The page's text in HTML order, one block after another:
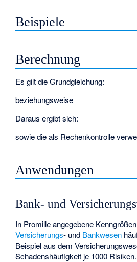
Beispiele
Berechnung
Es gilt die Grundgleichung:
beziehungsweise
Daraus ergibt sich:
sowie die als Rechenkontrolle
Anwendungen
Bank- und
In Promille angegebene
Versicherungs- und Bankwesen
Beispiel aus dem
Schadenshäufigkeit je 1000 Risiken.